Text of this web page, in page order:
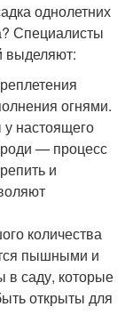
однолетних
Специалисты
выделяют:
огнями.
настоящего
— процесс
и
количества
пышными и
в саду, которые
открыты для